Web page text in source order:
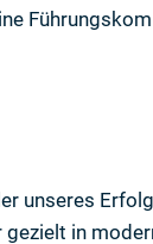
unseres
in